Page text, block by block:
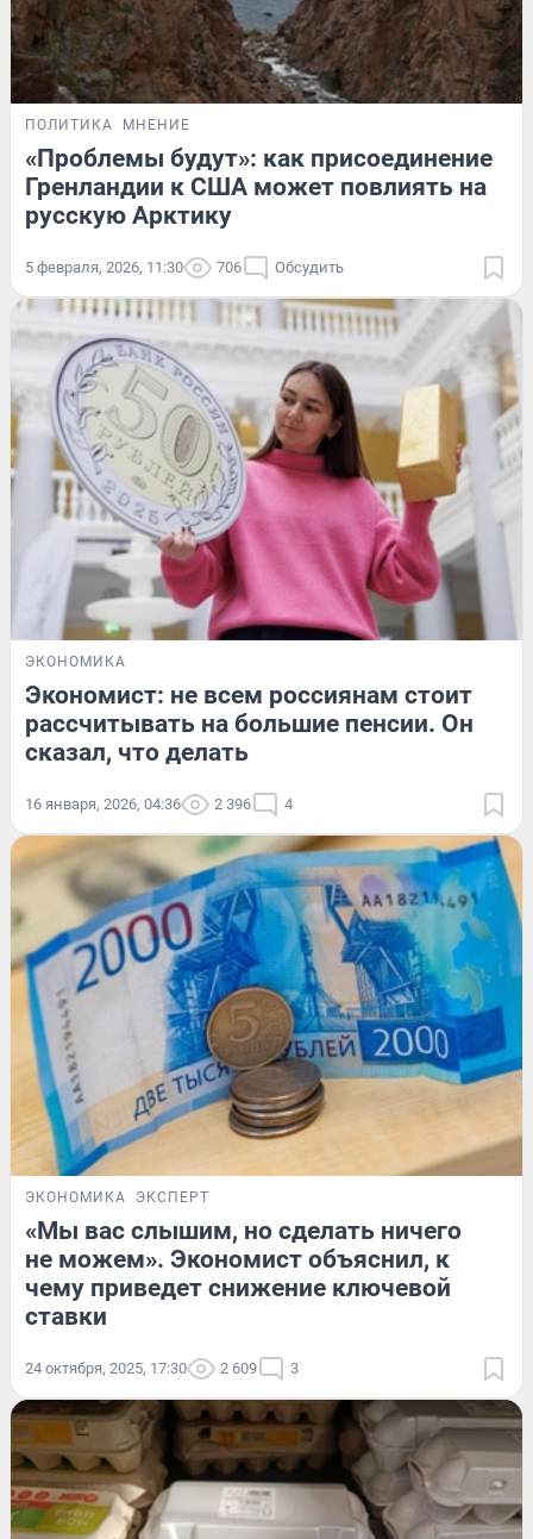
ПОЛИТИКА МНЕНИЕ
«Проблемы будут»: как присоединение
Гренландии к США может повлиять на
русскую Арктику
5 февраля, 2026, 11:30 706 Обсудить
ЭКОНОМИКА
Экономист: не всем россиянам стоит
рассчитывать на большие пенсии. Он
сказал, что делать
16 января, 2026, 04:36 2 396 4
ЭКОНОМИКА ЭКСПЕРТ
«Мы вас слышим, но сделать ничего
не можем». Экономист объяснил, к
чему приведет снижение ключевой
ставки
24 октября, 2025, 17:30 2 609 3